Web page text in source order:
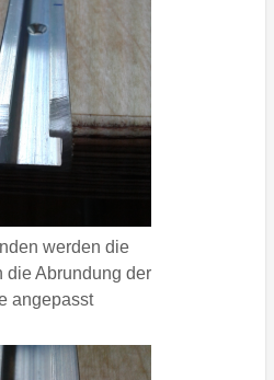
werden die
die Abrundung der
angepasst